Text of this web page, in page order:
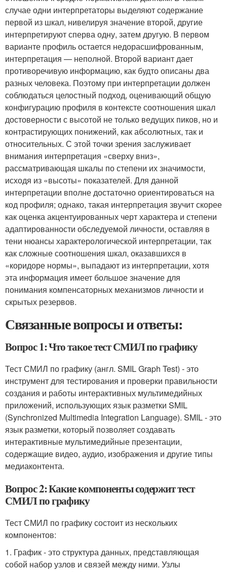
случае одни интерпретаторы выделяют содержание
первой из шкал, нивелируя значение второй, другие
интерпретируют сперва одну, затем другую. В первом
варианте профиль остается недорасшифрованным,
интерпретация — неполной. Второй вариант дает
противоречивую информацию, как будто описаны два
разных человека. Поэтому при интерпретации должен
соблюдаться целостный подход, оценивающий общую
конфигурацию профиля в контексте соотношения шкал
достоверности с высотой не только ведущих пиков, но и
контрастирующих понижений, как абсолютных, так и
относительных. С этой точки зрения заслуживает
внимания интерпретация «сверху вниз»,
рассматривающая шкалы по степени их значимости,
исходя из «высоты» показателей. Для данной
интерпретации вполне достаточно ориентироваться на
код профиля; однако, такая интерпретация звучит скорее
как оценка акцентуированных черт характера и степени
адаптированности обследуемой личности, оставляя в
тени нюансы характерологической интерпретации, так
как сложные соотношения шкал, оказавшихся в
«коридоре нормы», выпадают из интерпретации, хотя
эта информация имеет большое значение для
понимания компенсаторных механизмов личности и
скрытых резервов.
Связанные вопросы и ответы:
Вопрос 1: Что такое тест СМИЛ по графику
Тест СМИЛ по графику (англ. SMIL Graph Test) - это
инструмент для тестирования и проверки правильности
создания и работы интерактивных мультимедийных
приложений, использующих язык разметки SMIL
(Synchronized Multimedia Integration Language). SMIL - это
язык разметки, который позволяет создавать
интерактивные мультимедийные презентации,
содержащие видео, аудио, изображения и другие типы
медиаконтента.
Вопрос 2: Какие компоненты содержит тест
СМИЛ по графику
Тест СМИЛ по графику состоит из нескольких
компонентов:
1. График - это структура данных, представляющая
собой набор узлов и связей между ними. Узлы